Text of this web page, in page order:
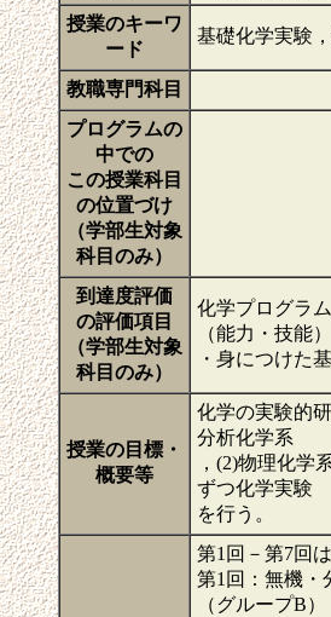
授業のキーワ
ード
基礎化学実験
教職専門科目
プログラムの
中での
この授業科目
の位置づけ
（学部生対象
科目のみ）
到達度評価
の評価項目
（学部生対象
科目のみ）
化学プログラム
（能力・技能）
・身につけた
授業の目標・
概要等
化学の実験的
分析化学系
，(2)物理化学
ずつ化学実験
を行う。
第1回－第7回
第1回：無機・
（グループB）